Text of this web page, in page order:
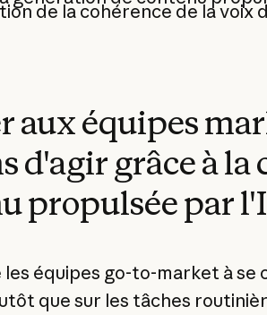
de la cohérence de la voix
aux équipes
d'agir grâce à la
propulsée par
les équipes go-to-market à
que sur les tâches